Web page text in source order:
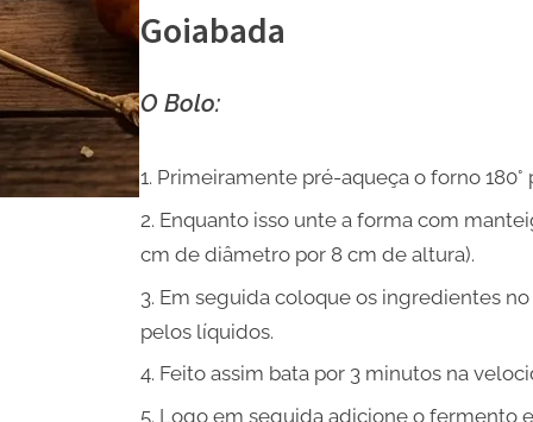
Goiabada
O Bolo:
Primeiramente pré-aqueça o forno 180°
Enquanto isso unte a forma com
cm de diâmetro por 8 cm de altura).
Em seguida coloque os ingredientes
pelos líquidos.
Feito assim bata por 3 minutos na
Logo em seguida adicione o fermento